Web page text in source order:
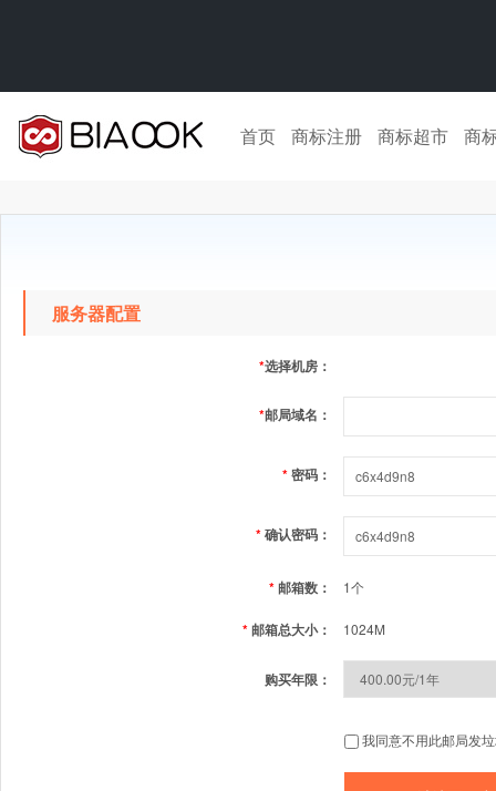
首页 商标注册 商标超市 商
服务器配置
*选择机房：
*邮局域名：
*密码：
*确认密码：
*邮箱数： 1个
*邮箱总大小： 1024M
购买年限：
我同意不用此邮局发